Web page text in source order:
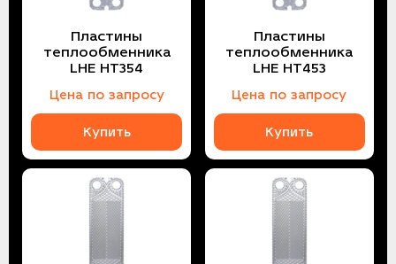
Пластины
теплообменника
LHE HT354
Цена по запросу
Купить
Пластины
теплообменника
LHE HT453
Цена по запросу
Купить